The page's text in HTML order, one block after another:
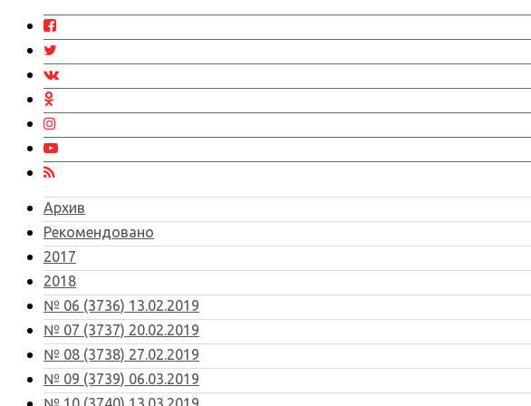
Архив
Рекомендовано
2017
2018
№ 06 (3736) 13.02.2019
№ 07 (3737) 20.02.2019
№ 08 (3738) 27.02.2019
№ 09 (3739) 06.03.2019